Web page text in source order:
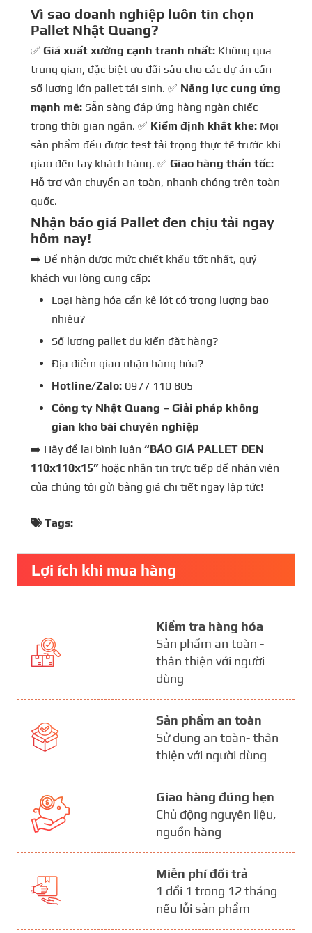
Vì sao doanh nghiệp luôn tin chọn
Pallet Nhật Quang?
✅ Giá xuất xưởng cạnh tranh nhất: Không qua
trung gian, đặc biệt ưu đãi sâu cho các dự án cần
số lượng lớn pallet tái sinh. ✅ Năng lực cung ứng
mạnh mẽ: Sẵn sàng đáp ứng hàng ngàn chiếc
trong thời gian ngắn. ✅ Kiểm định khắt khe: Mọi
sản phẩm đều được test tải trọng thực tế trước khi
giao đến tay khách hàng. ✅ Giao hàng thần tốc:
Hỗ trợ vận chuyển an toàn, nhanh chóng trên toàn
quốc.
Nhận báo giá Pallet đen chịu tải ngay
hôm nay!
➡️ Để nhận được mức chiết khấu tốt nhất, quý
khách vui lòng cung cấp:
Loại hàng hóa cần kê lót có trọng lượng bao
nhiêu?
Số lượng pallet dự kiến đặt hàng?
Địa điểm giao nhận hàng hóa?
Hotline/Zalo: 0977 110 805
Công ty Nhật Quang – Giải pháp không
gian kho bãi chuyên nghiệp
➡️ Hãy để lại bình luận “BÁO GIÁ PALLET ĐEN
110x110x15” hoặc nhắn tin trực tiếp để nhân viên
của chúng tôi gửi bảng giá chi tiết ngay lập tức!
Tags:
Lợi ích khi mua hàng
Kiểm tra hàng hóa
Sản phẩm an toàn -
thân thiện với người
dùng
Sản phẩm an toàn
Sử dụng an toàn- thân
thiện với người dùng
Giao hàng đúng hẹn
Chủ động nguyên liệu,
nguồn hàng
Miễn phí đổi trả
1 đổi 1 trong 12 tháng
nếu lỗi sản phẩm